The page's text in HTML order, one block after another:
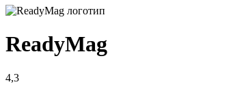
ReadyMag
4,3